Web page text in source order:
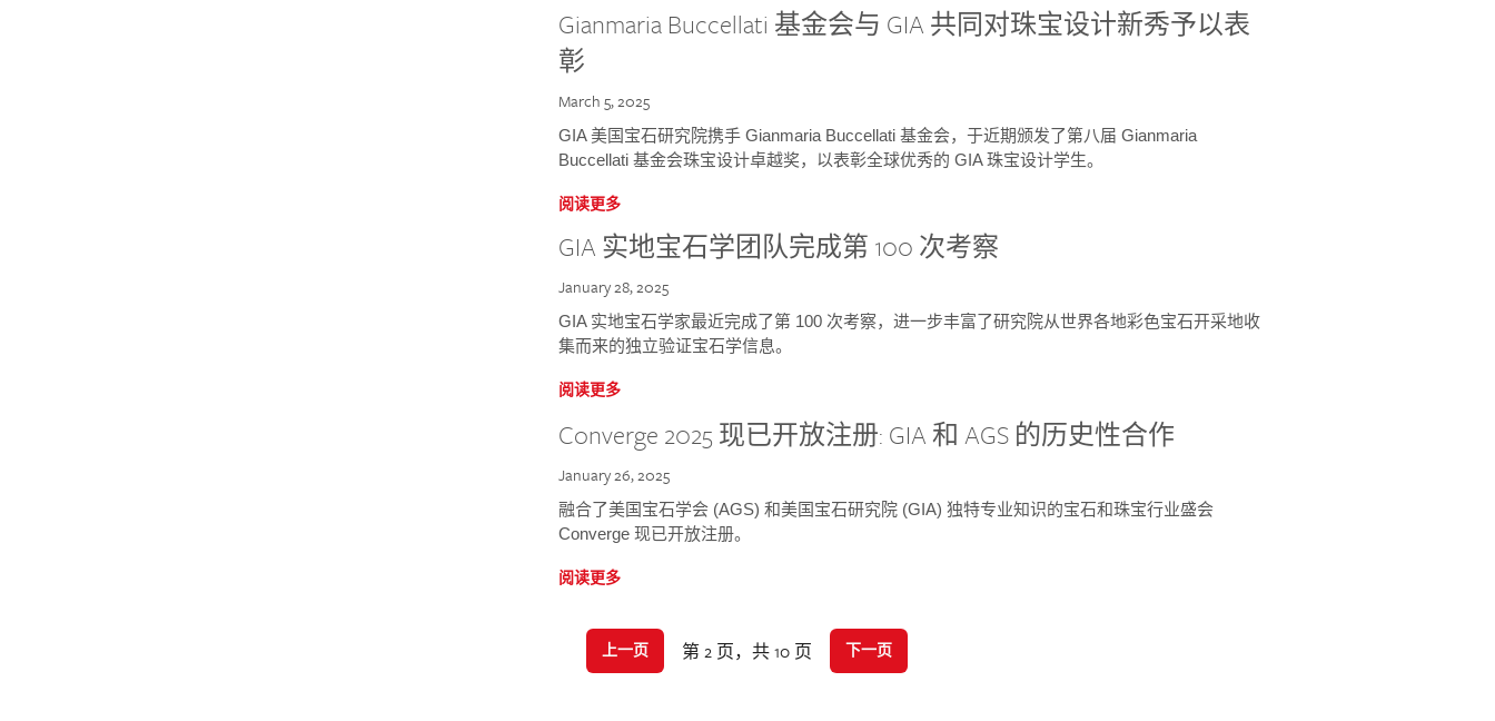
Gianmaria Buccellati 基金会与 GIA 共同对珠宝设计新秀予以表
彰
March 5, 2025
GIA 美国宝石研究院携手 Gianmaria Buccellati 基金会，于近期颁发了第八届 Gianmaria
Buccellati 基金会珠宝设计卓越奖，以表彰全球优秀的 GIA 珠宝设计学生。
阅读更多
GIA 实地宝石学团队完成第 100 次考察
January 28, 2025
GIA 实地宝石学家最近完成了第 100 次考察，进一步丰富了研究院从世界各地彩色宝石开采地收
集而来的独立验证宝石学信息。
阅读更多
Converge 2025 现已开放注册: GIA 和 AGS 的历史性合作
January 26, 2025
融合了美国宝石学会 (AGS) 和美国宝石研究院 (GIA) 独特专业知识的宝石和珠宝行业盛会
Converge 现已开放注册。
阅读更多
上一页 第 2 页，共 10 页 下一页